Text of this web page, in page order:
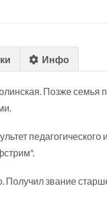
Инфо
Позже
Получил звание